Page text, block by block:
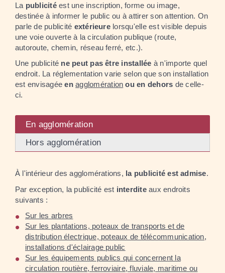
La publicitéest une inscription, forme ou image,
destinée à informer le public ou à attirer son attention. On
parle de publicité extérieurelorsqu'elle est visible depuis
une voie ouverte à la circulation publique (route,
autoroute, chemin, réseau ferré, etc.).
Une publicité ne peut pas être installée à n'importe quel
endroit. La réglementation varie selon que son installation
est envisagéeenagglomération ou en dehors de celle-
ci.
En agglomération
Hors agglomération
À l'intérieur des agglomérations, la publicité est admise.
Par exception, la publicité est interditeaux endroits
suivants :
Sur les arbres
Sur les plantations, poteaux de transports et de
distribution électrique, poteaux de télécommunication,
installations d'éclairage public
Sur les équipements publics qui concernent la
circulation routière, ferroviaire, fluviale, maritime ou